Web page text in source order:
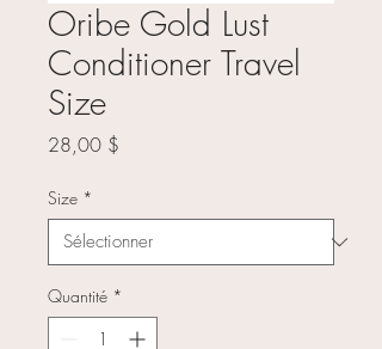
Oribe Gold Lust
Conditioner Travel
Size
28,00 $
Size *
Quantité *